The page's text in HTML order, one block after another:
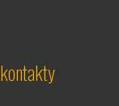
kontakty